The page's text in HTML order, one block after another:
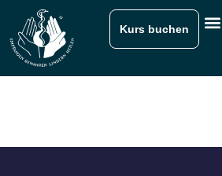
Kurs buchen